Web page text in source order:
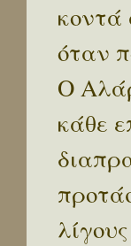
κοντά
όταν
Ο
κάθε